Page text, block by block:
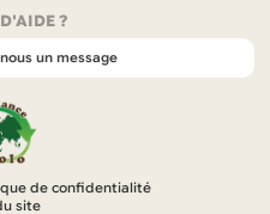
d
a
n
u
n
n
u
?
un message
de confidentialité
site